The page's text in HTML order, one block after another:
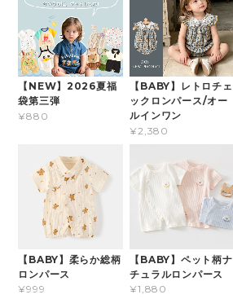
【NEW】2026夏福
袋第三弾
¥880
【BABY】レトロチェ
ックロンパース/オー
ルインワン
¥2,380
【BABY】柔らか総柄
ロンパース
¥999
【BABY】ペット柄ナ
チュラルロンパース
¥1,880